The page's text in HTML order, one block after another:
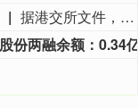
据港交所文件，8月9日，北京君正集成电路股份有限公司更新聆讯后资料集，意味着该公司港交所IPO通过聆讯。